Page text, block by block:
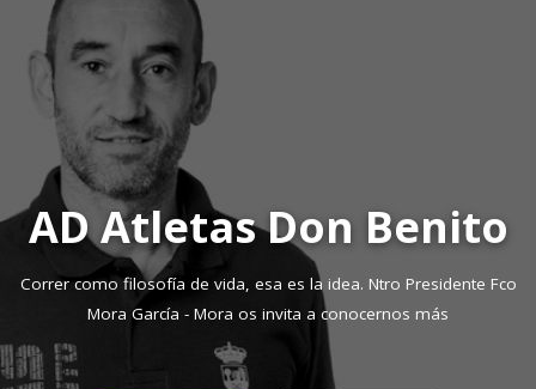
AD Atletas Don Benito
Correr como filosofía de vida, esa es la idea. Ntro Presidente Fco
Mora García - Mora os invita a conocernos más